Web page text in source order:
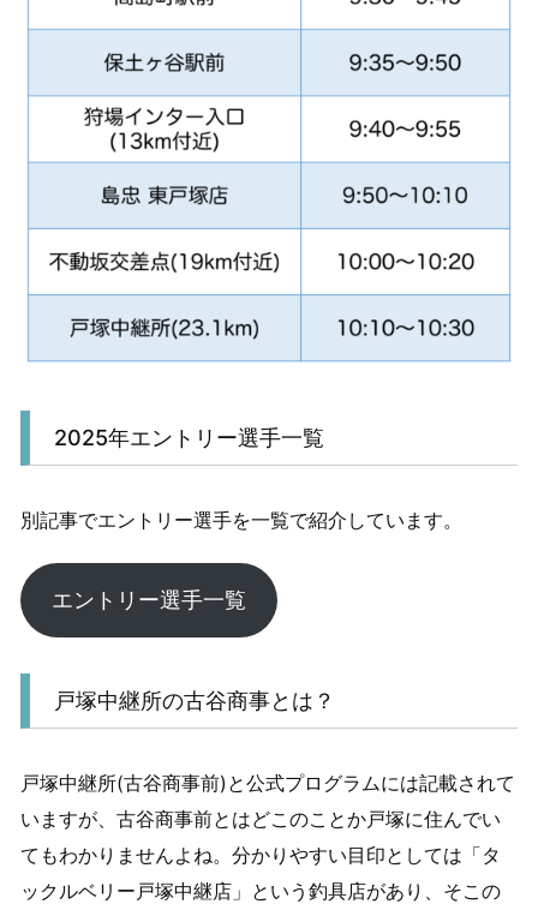
2025年エントリー選手一覧
別記事でエントリー選手を一覧で紹介しています。
エントリー選手一覧
戸塚中継所の古谷商事とは？
戸塚中継所(古谷商事前)と公式プログラムには記載されて
いますが、古谷商事前とはどこのことか戸塚に住んでい
てもわかりませんよね。分かりやすい目印としては「タ
ックルベリー戸塚中継店」という釣具店があり、そこの